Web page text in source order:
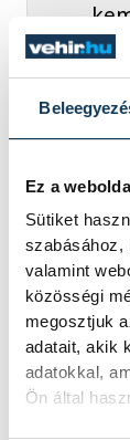
Ez a
Sütiket
szabásához,
valamint
közösségi
megosztjuk
adatait, akik
adatokkal,
Ön által
sport
Balaton